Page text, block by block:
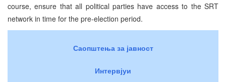
course, ensure that all political parties have access to the SRT
network in time for the pre-election period.
Саопштења за јавност
Интервјуи